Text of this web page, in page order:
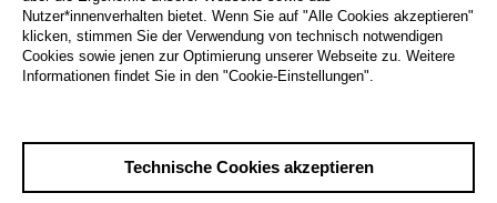
Nixon in China
So 10.1.27
Nutzer*innenverhalten bietet. Wenn Sie auf "Alle Cookies akzeptieren"
klicken, stimmen Sie der Verwendung von technisch notwendigen
Cookies sowie jenen zur Optimierung unserer Webseite zu. Weitere
Informationen findet Sie in den "Cookie-Einstellungen".
Technische Cookies akzeptieren